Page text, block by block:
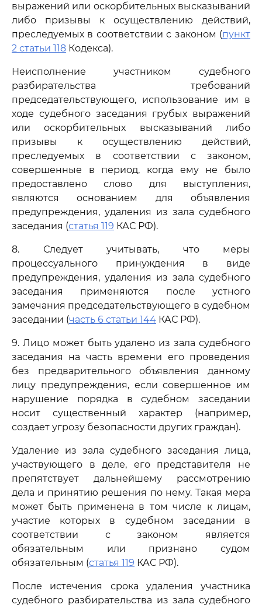
выражений или оскорбительных высказываний
либо призывы к осуществлению действий,
преследуемых в соответствии с законом (пункт
2 статьи 118 Кодекса).
Неисполнение участником судебного
разбирательства требований
председательствующего, использование им в
ходе судебного заседания грубых выражений
или оскорбительных высказываний либо
призывы к осуществлению действий,
преследуемых в соответствии с законом,
совершенные в период, когда ему не было
предоставлено слово для выступления,
являются основанием для объявления
предупреждения, удаления из зала судебного
заседания (статья 119 КАС РФ).
8. Следует учитывать, что меры
процессуального принуждения в виде
предупреждения, удаления из зала судебного
заседания применяются после устного
замечания председательствующего в судебном
заседании (часть 6 статьи 144 КАС РФ).
9. Лицо может быть удалено из зала судебного
заседания на часть времени его проведения
без предварительного объявления данному
лицу предупреждения, если совершенное им
нарушение порядка в судебном заседании
носит существенный характер (например,
создает угрозу безопасности других граждан).
Удаление из зала судебного заседания лица,
участвующего в деле, его представителя не
препятствует дальнейшему рассмотрению
дела и принятию решения по нему. Такая мера
может быть применена в том числе к лицам,
участие которых в судебном заседании в
соответствии с законом является
обязательным или признано судом
обязательным (статья 119 КАС РФ).
После истечения срока удаления участника
судебного разбирательства из зала судебного